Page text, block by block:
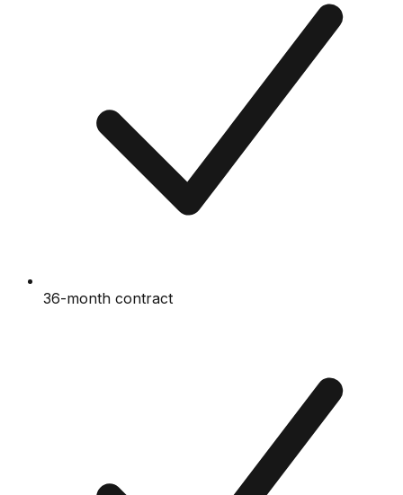
36-month contract